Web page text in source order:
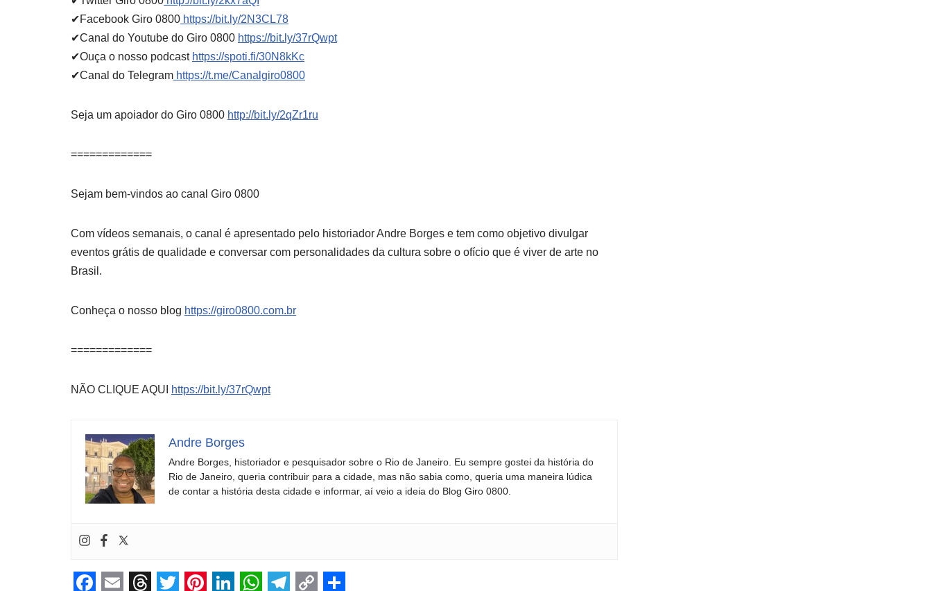
✔Facebook Giro 0800 https://bit.ly/2N3CL78
✔Canal do Youtube do Giro 0800 https://bit.ly/37rQwpt
✔Ouça o nosso podcast https://spoti.fi/30N8kKc
✔Canal do Telegram https://t.me/Canalgiro0800
Seja um apoiador do Giro 0800 http://bit.ly/2qZr1ru
=============
Sejam bem-vindos ao canal Giro 0800
Com vídeos semanais, o canal é apresentado pelo historiador Andre Borges e tem como objetivo divulgar
eventos grátis de qualidade e conversar com personalidades da cultura sobre o ofício que é viver de arte no
Brasil.
Conheça o nosso blog https://giro0800.com.br
=============
NÃO CLIQUE AQUI https://bit.ly/37rQwpt
Andre Borges
Andre Borges, historiador e pesquisador sobre o Rio de Janeiro. Eu sempre gostei da história do
Rio de Janeiro, queria contribuir para a cidade, mas não sabia como, queria uma maneira lúdica
de contar a história desta cidade e informar, aí veio a ideia do Blog Giro 0800.